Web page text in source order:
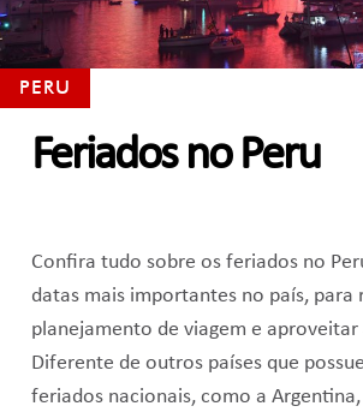
PERU
Feriados no Peru
Confira tudo sobre os feriados no
datas mais importantes no país, para
planejamento de viagem e
Diferente de outros países que
feriados nacionais, como a